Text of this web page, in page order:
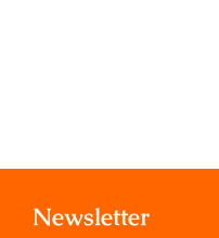
Newsletter